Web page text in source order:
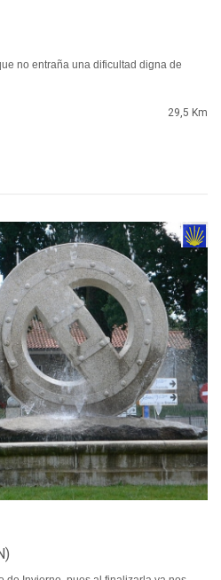
no entraña una dificultad digna de
29,5 Km